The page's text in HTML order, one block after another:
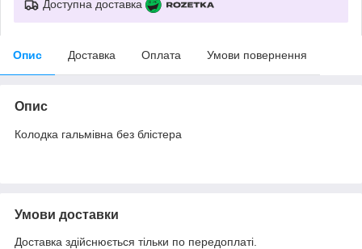
Доступна доставка
Опис Доставка Оплата Умови повернення
Опис
Колодка гальмівна без блістера
Умови доставки
Доставка здійснюється тільки по передоплаті.